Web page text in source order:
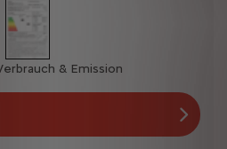
& Emission